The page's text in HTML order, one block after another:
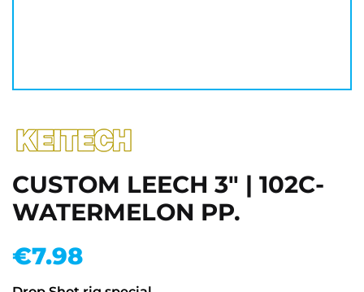
CUSTOM LEECH 3" | 102C-
WATERMELON PP.
€7.98